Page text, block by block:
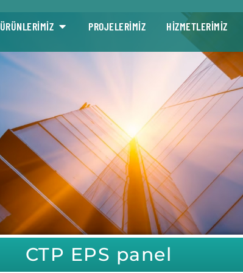
ÜRÜNLERİMİZ PROJELERİMİZ HİZMETLERİMİZ
CTP EPS panel